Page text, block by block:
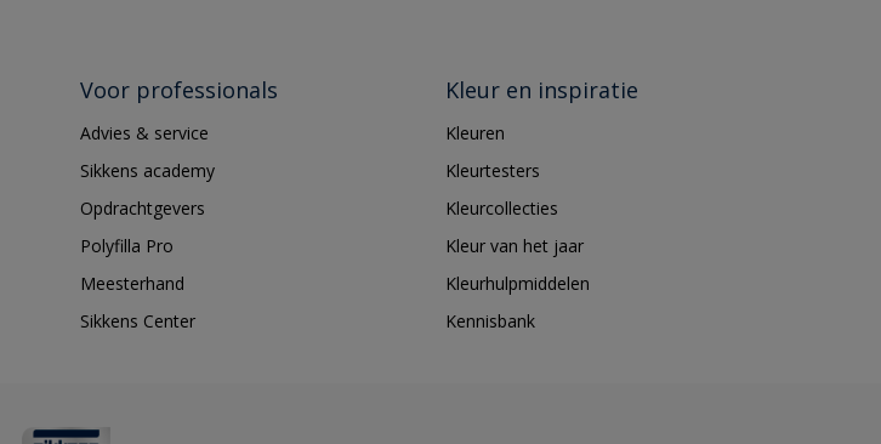
Voor professionals
Advies & service
Sikkens academy
Opdrachtgevers
Polyfilla Pro
Meesterhand
Sikkens Center
Kleur en inspiratie
Kleuren
Kleurtesters
Kleurcollecties
Kleur van het jaar
Kleurhulpmiddelen
Kennisbank